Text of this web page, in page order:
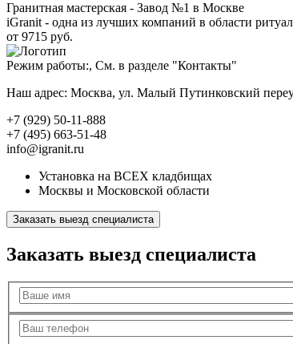
Гранитная мастерская - Завод №1 в Москве
iGranit - одна из лучших компаний в области
от 9715 руб.
Режим работы:, См. в разделе "Контакты"
Наш адрес: Москва, ул. Малый Путинковский
+7 (929) 50-11-888
+7 (495) 663-51-48
info@igranit.ru
Установка на ВСЕХ кладбищах
Москвы и Московской области
Заказать выезд специалиста
Заказать выезд специалиста